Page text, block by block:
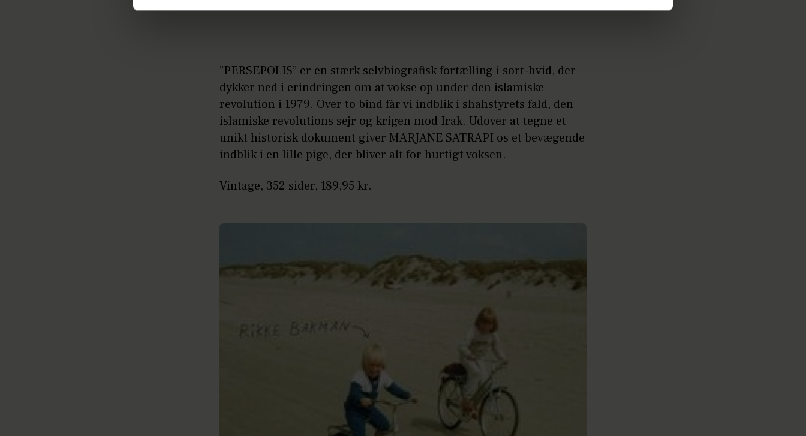
”PERSEPOLIS” er en stærk selvbiografisk fortælling i sort-hvid, der
dykker ned i erindringen om at vokse op under den islamiske
revolution i 1979. Over to bind får vi indblik i shahstyrets fald, den
islamiske revolutions sejr og krigen mod Irak. Udover at tegne et
unikt historisk dokument giver MARJANE SATRAPI os et bevægende
indblik i en lille pige, der bliver alt for hurtigt voksen.
Vintage, 352 sider, 189,95 kr.